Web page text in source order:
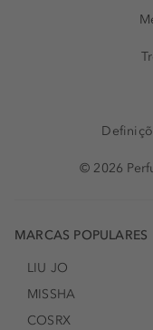
© 2026
MARCAS POPULARES
LIU JO
MISSHA
COSRX